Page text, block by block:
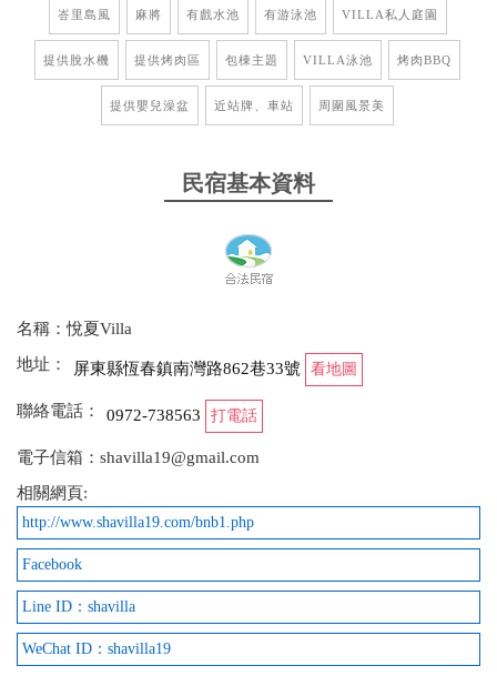
峇里島風 麻將 有戲水池 有游泳池 VILLA私人庭園
提供脫水機 提供烤肉區 包棟主題 VILLA泳池 烤肉BBQ
提供嬰兒澡盆 近站牌、車站 周圍風景美
民宿基本資料
名稱：悅夏Villa
地址：
屏東縣恆春鎮南灣路862巷33號 看地圖
聯絡電話： 0972-738563 打電話
電子信箱：shavilla19@gmail.com
相關網頁:
http://www.shavilla19.com/bnb1.php
Facebook
Line ID：shavilla
WeChat ID：shavilla19